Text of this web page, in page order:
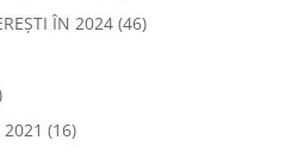
ÎN 2024(46)
(16)